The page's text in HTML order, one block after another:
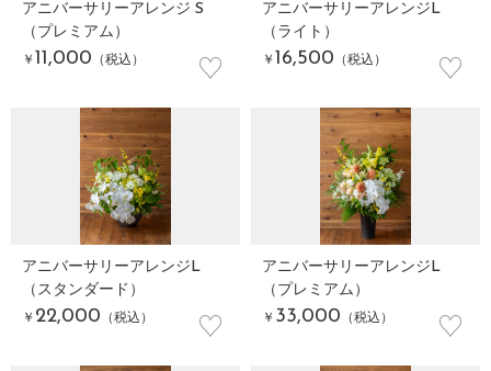
アニバーサリーアレンジ S
（プレミアム）
￥ 11,000 （税込） ♡
アニバーサリーアレンジL
（ライト）
￥ 16,500 （税込） ♡
アニバーサリーアレンジL
（スタンダード）
￥ 22,000 （税込） ♡
アニバーサリーアレンジL
（プレミアム）
￥ 33,000 （税込） ♡